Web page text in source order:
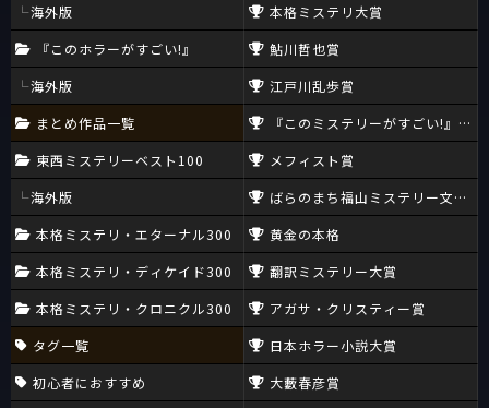
海外版
『このホラーがすごい!』
海外版
まとめ作品一覧
東西ミステリーベスト100
海外版
本格ミステリ・エターナル300
本格ミステリ・ディケイド300
本格ミステリ・クロニクル300
タグ一覧
初心者におすすめ
本格ミステリ大賞
鮎川哲也賞
江戸川乱歩賞
『このミステリーがすごい!』大賞
メフィスト賞
ばらのまち福山ミステリー文学新
黄金の本格
翻訳ミステリー大賞
アガサ・クリスティー賞
日本ホラー小説大賞
大藪春彦賞